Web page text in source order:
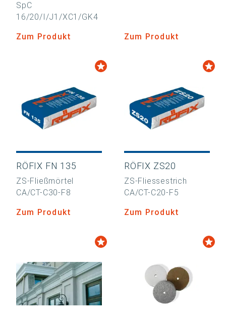
SpC
16/20/I/J1/XC1/GK4
Zum Produkt Zum Produkt
RÖFIX FN 135
ZS-Fließmörtel
CA/CT-C30-F8
Zum Produkt
RÖFIX ZS20
ZS-Fliessestrich
CA/CT-C20-F5
Zum Produkt